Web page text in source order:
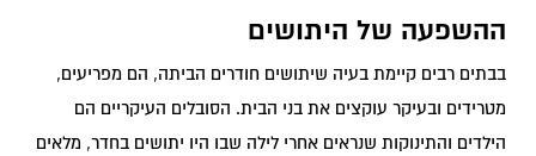
ההשפעה של היתושים
בבתים רבים קיימת בעיה שיתושים חודרים הביתה, הם מפריעים,
מטרידים ובעיקר עוקצים את בני הבית. הסובלים העיקריים הם
הילדים והתינוקות שנראים אחרי לילה שבו היו יתושים בחדר, מלאים